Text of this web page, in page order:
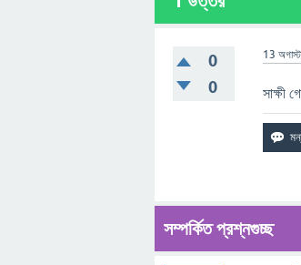
0
0
13
সাক্ষী
সম্পর্কিত প্রশ্নগুচ্ছ